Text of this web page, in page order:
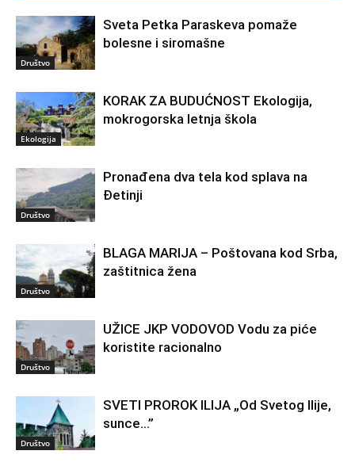
Društvo
Sveta Petka Paraskeva pomaže
bolesne i siromašne
Ekologija
KORAK ZA BUDUĆNOST Ekologija,
mokrogorska letnja škola
Društvo
Pronađena dva tela kod splava na
Đetinji
Društvo
BLAGA MARIJA – Poštovana kod Srba,
zaštitnica žena
Društvo
UŽICE JKP VODOVOD Vodu za piće
koristite racionalno
Društvo
SVETI PROROK ILIJA „Od Svetog Ilije,
sunce…”